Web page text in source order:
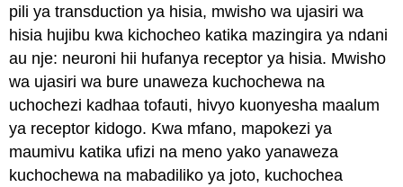
pili ya transduction ya hisia, mwisho wa ujasiri wa
hisia hujibu kwa kichocheo katika mazingira ya ndani
au nje: neuroni hii hufanya receptor ya hisia. Mwisho
wa ujasiri wa bure unaweza kuchochewa na
uchochezi kadhaa tofauti, hivyo kuonyesha maalum
ya receptor kidogo. Kwa mfano, mapokezi ya
maumivu katika ufizi na meno yako yanaweza
kuchochewa na mabadiliko ya joto, kuchochea